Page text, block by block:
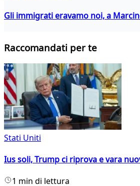
Gli immigrati eravamo noi, a
Raccomandati per te
Stati Uniti
Ius soli, Trump ci riprova e vara
1 min di lettura